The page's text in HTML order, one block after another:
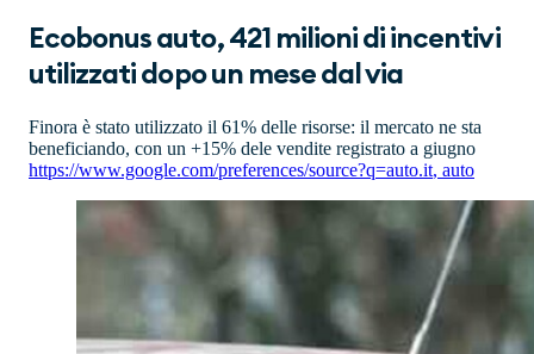
Ecobonus auto, 421 milioni di incentivi
utilizzati dopo un mese dal via
Finora è stato utilizzato il 61% delle risorse: il mercato ne sta
beneficiando, con un +15% dele vendite registrato a giugno
https://www.google.com/preferences/source?q=auto.it, auto